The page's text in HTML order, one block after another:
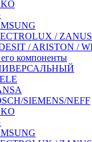
/
/ ARISTON /
компоненты
SIEMENS/NEFF